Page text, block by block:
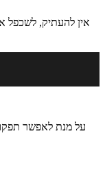
אין להעתיק, לשכפל